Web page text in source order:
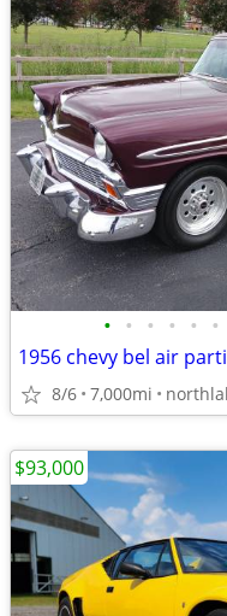
• • • • • •
1956 chevy bel air
8/6 7,000mi
$93,000